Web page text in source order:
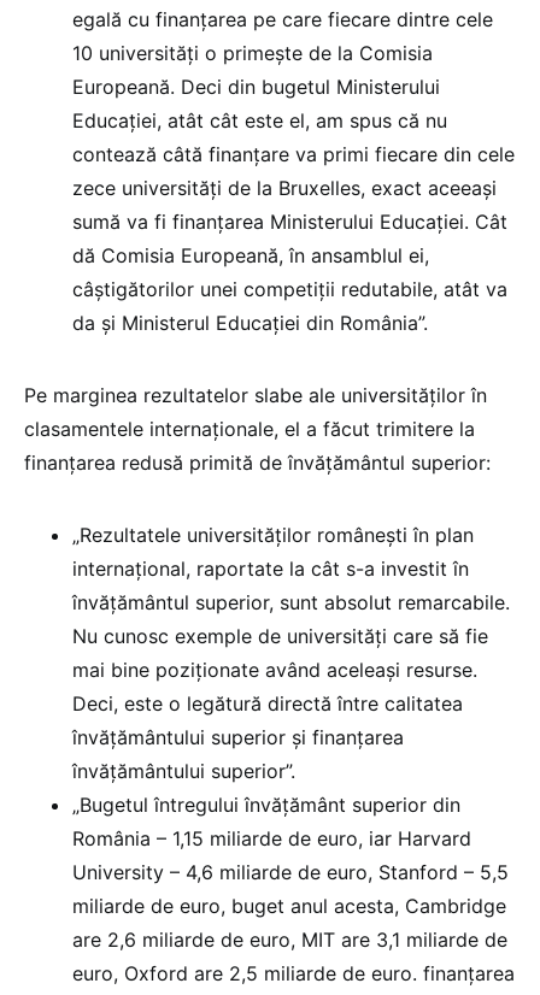
egală cu finanţarea pe care fiecare dintre cele
10 universităţi o primeşte de la Comisia
Europeană. Deci din bugetul Ministerului
Educaţiei, atât cât este el, am spus că nu
contează câtă finanţare va primi fiecare din cele
zece universităţi de la Bruxelles, exact aceeaşi
sumă va fi finanţarea Ministerului Educaţiei. Cât
dă Comisia Europeană, în ansamblul ei,
câştigătorilor unei competiţii redutabile, atât va
da şi Ministerul Educaţiei din România”.
Pe marginea rezultatelor slabe ale universităților în
clasamentele internaționale, el a făcut trimitere la
finanțarea redusă primită de învățământul superior:
„Rezultatele universităţilor româneşti în plan
internaţional, raportate la cât s-a investit în
învăţământul superior, sunt absolut remarcabile.
Nu cunosc exemple de universităţi care să fie
mai bine poziţionate având aceleaşi resurse.
Deci, este o legătură directă între calitatea
învăţământului superior şi finanţarea
învăţământului superior”.
„Bugetul întregului învăţământ superior din
România – 1,15 miliarde de euro, iar Harvard
University – 4,6 miliarde de euro, Stanford – 5,5
miliarde de euro, buget anul acesta, Cambridge
are 2,6 miliarde de euro, MIT are 3,1 miliarde de
euro, Oxford are 2,5 miliarde de euro. finanțarea